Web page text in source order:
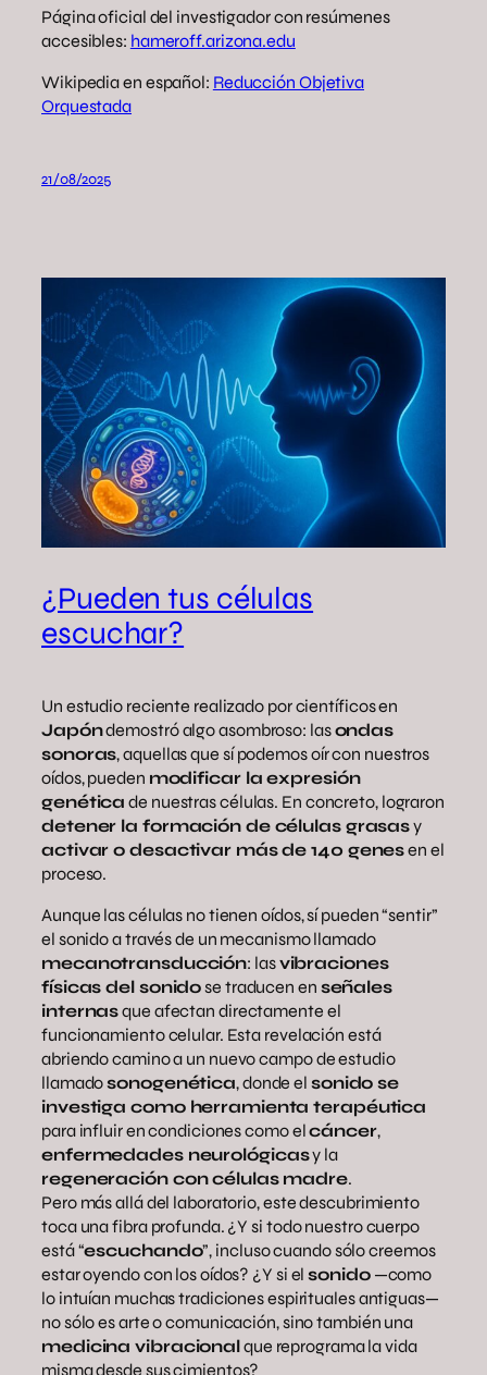
Página oficial del investigador con resúmenes
accesibles: hameroff.arizona.edu
Wikipedia en español: Reducción Objetiva
Orquestada
21/08/2025
¿Pueden tus células
escuchar?
Un estudio reciente realizado por científicos en
Japóndemostró algo asombroso: lasondas
sonoras, aquellas que sí podemos oír con nuestros
oídos, pueden modificar la expresión
genética de nuestras células. En concreto, lograron
detener la formación de células grasasy
activar o desactivar más de 140 genesen el
proceso.
Aunque las células no tienen oídos, sí pueden “sentir”
el sonido a través de un mecanismo llamado
mecanotransducción: lasvibraciones
físicas del sonidose traducen en señales
internasque afectan directamente el
funcionamiento celular. Esta revelación está
abriendo camino a un nuevo campo de estudio
llamadosonogenética, donde el sonido se
investiga como herramienta terapéutica
para influir en condiciones como elcáncer,
enfermedades neurológicasy la
regeneración con células madre.
Pero más allá del laboratorio, este descubrimiento
toca una fibra profunda. ¿Y si todo nuestro cuerpo
está “escuchando”, incluso cuando sólo creemos
estar oyendo con los oídos? ¿Y si elsonido—como
lo intuían muchas tradiciones espirituales antiguas—
no sólo es arte o comunicación, sino también una
medicina vibracionalque reprograma la vida
misma desde sus cimientos?